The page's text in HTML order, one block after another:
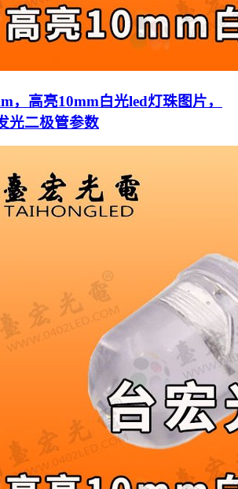
，高亮10mm白光led灯珠图片，
光二极管参数